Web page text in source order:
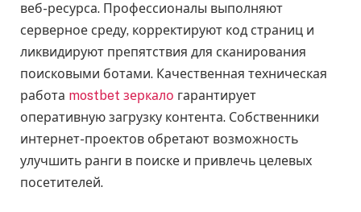
веб-ресурса. Профессионалы выполняют
серверное среду, корректируют код страниц и
ликвидируют препятствия для сканирования
поисковыми ботами. Качественная техническая
работа mostbet зеркало гарантирует
оперативную загрузку контента. Собственники
интернет-проектов обретают возможность
улучшить ранги в поиске и привлечь целевых
посетителей.